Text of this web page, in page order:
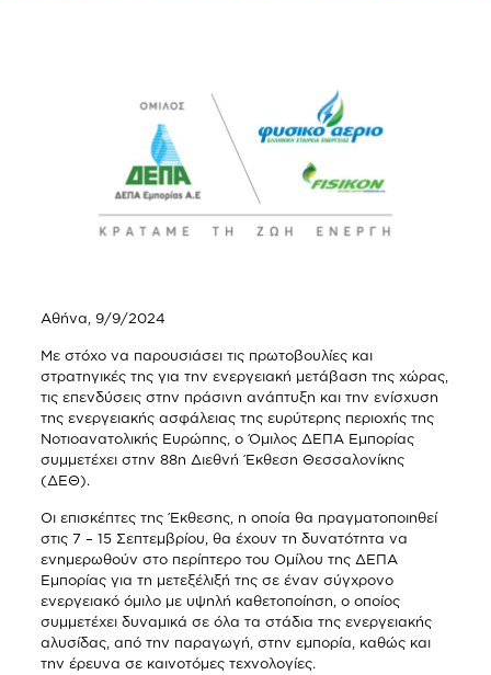
Αθήνα, 9/9/2024
Με στόχο να παρουσιάσει τις πρωτοβουλίες και
στρατηγικές της για την ενεργειακή μετάβαση της χώρας,
τις επενδύσεις στην πράσινη ανάπτυξη και την ενίσχυση
της ενεργειακής ασφάλειας της ευρύτερης περιοχής της
Νοτιοανατολικής Ευρώπης, ο Όμιλος ΔΕΠΑ Εμπορίας
συμμετέχει στην 88η Διεθνή Έκθεση Θεσσαλονίκης
(ΔΕΘ).
Οι επισκέπτες της Έκθεσης, η οποία θα πραγματοποιηθεί
στις 7 – 15 Σεπτεμβρίου, θα έχουν τη δυνατότητα να
ενημερωθούν στο περίπτερο του Ομίλου της ΔΕΠΑ
Εμπορίας για τη μετεξέλιξή της σε έναν σύγχρονο
ενεργειακό όμιλο με υψηλή καθετοποίηση, ο οποίος
συμμετέχει δυναμικά σε όλα τα στάδια της ενεργειακής
αλυσίδας, από την παραγωγή, στην εμπορία, καθώς και
την έρευνα σε καινοτόμες τεχνολογίες.